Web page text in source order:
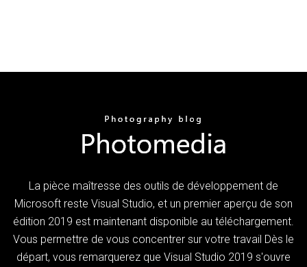
La pièce maîtresse des outils de développement de
Microsoft reste Visual Studio, et un premier aperçu de son
édition 2019 est maintenant disponible au téléchargement.
Vous permettre de vous concentrer sur votre travail Dès le
départ, vous remarquerez que Visual Studio 2019 s'ouvre